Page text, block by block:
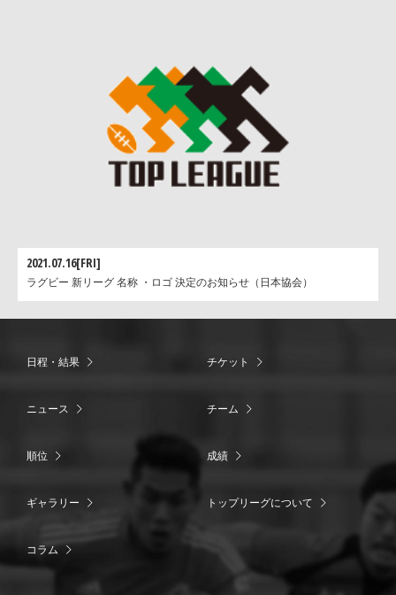
2021.07.16[FRI]
ラグビー 新リーグ 名称 ・ロゴ 決定のお知らせ（日本協会）
日程・結果 チケット
ニュース チーム
順位 成績
ギャラリー トップリーグについて
コラム